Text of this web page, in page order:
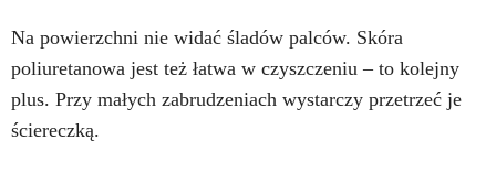
Na powierzchni nie widać śladów palców. Skóra
poliuretanowa jest też łatwa w czyszczeniu – to kolejny
plus. Przy małych zabrudzeniach wystarczy przetrzeć je
ściereczką.